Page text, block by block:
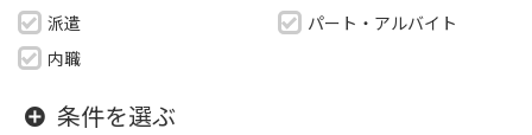
派遣
パート・アルバイト
内職
条件を選ぶ